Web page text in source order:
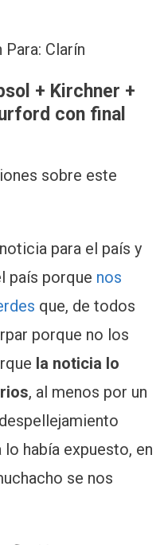
Clarín
+ Kirchner +
con final
sobre este
para el país y
país porque nos
que, de todos
porque no los
la noticia lo
, al menos por un
había expuesto, en
se nos